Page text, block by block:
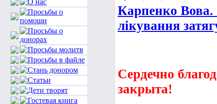
Карпенко Вова.
лікування
Сердечно
закрыта!